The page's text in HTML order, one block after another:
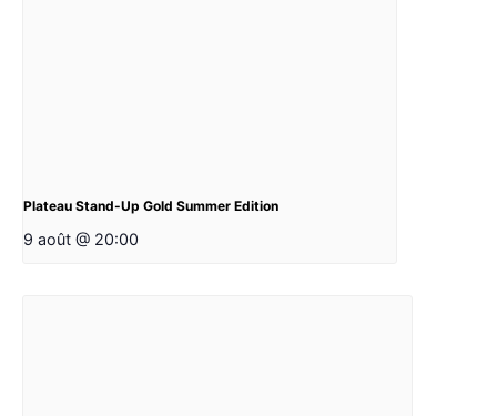
Plateau Stand-Up Gold Summer Edition
9 août @ 20:00